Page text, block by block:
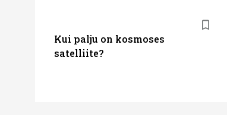
Kui palju on kosmoses
satelliite?